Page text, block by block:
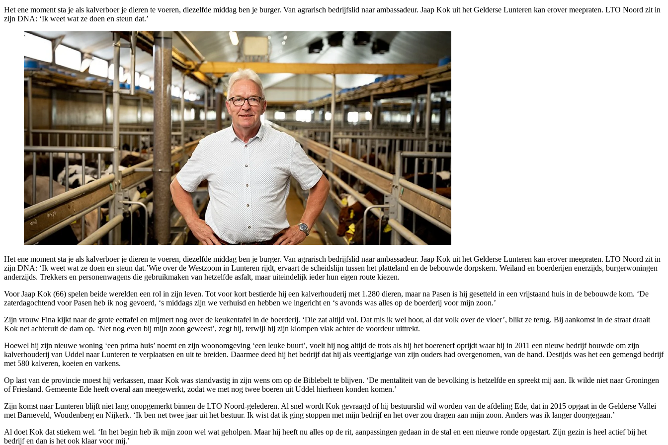
Het ene moment sta je als kalverboer je dieren te voeren, diezelfde middag ben je burger. Van agrarisch bedrijfslid naar ambassadeur. Jaap Kok uit het Gelderse Lunteren kan erover meepraten. LTO Noord zit in
zijn DNA: ‘Ik weet wat ze doen en steun dat.’
Het ene moment sta je als kalverboer je dieren te voeren, diezelfde middag ben je burger. Van agrarisch bedrijfslid naar ambassadeur. Jaap Kok uit het Gelderse Lunteren kan erover meepraten. LTO Noord zit in
zijn DNA: ‘Ik weet wat ze doen en steun dat.’Wie over de Westzoom in Lunteren rijdt, ervaart de scheidslijn tussen het platteland en de bebouwde dorpskern. Weiland en boerderijen enerzijds, burgerwoningen
anderzijds. Trekkers en personenwagens die gebruikmaken van hetzelfde asfalt, maar uiteindelijk ieder hun eigen route kiezen.
Voor Jaap Kok (66) spelen beide werelden een rol in zijn leven. Tot voor kort bestierde hij een kalverhouderij met 1.280 dieren, maar na Pasen is hij gesetteld in een vrijstaand huis in de bebouwde kom. ‘De
zaterdagochtend voor Pasen heb ik nog gevoerd, ‘s middags zijn we verhuisd en hebben we ingericht en ‘s avonds was alles op de boerderij voor mijn zoon.’
Zijn vrouw Fina kijkt naar de grote eettafel en mijmert nog over de keukentafel in de boerderij. ‘Die zat altijd vol. Dat mis ik wel hoor, al dat volk over de vloer’, blikt ze terug. Bij aankomst in de straat draait
Kok net achteruit de dam op. ‘Net nog even bij mijn zoon geweest’, zegt hij, terwijl hij zijn klompen vlak achter de voordeur uittrekt.
Hoewel hij zijn nieuwe woning ‘een prima huis’ noemt en zijn woonomgeving ‘een leuke buurt’, voelt hij nog altijd de trots als hij het boerenerf oprijdt waar hij in 2011 een nieuw bedrijf bouwde om zijn
kalverhouderij van Uddel naar Lunteren te verplaatsen en uit te breiden. Daarmee deed hij het bedrijf dat hij als veertigjarige van zijn ouders had overgenomen, van de hand. Destijds was het een gemengd bedrijf
met 580 kalveren, koeien en varkens.
Op last van de provincie moest hij verkassen, maar Kok was standvastig in zijn wens om op de Biblebelt te blijven. ‘De mentaliteit van de bevolking is hetzelfde en spreekt mij aan. Ik wilde niet naar Groningen
of Friesland. Gemeente Ede heeft overal aan meegewerkt, zodat we met nog twee boeren uit Uddel hierheen konden komen.’
Zijn komst naar Lunteren blijft niet lang onopgemerkt binnen de LTO Noord-gelederen. Al snel wordt Kok gevraagd of hij bestuurslid wil worden van de afdeling Ede, dat in 2015 opgaat in de Gelderse Vallei
met Barneveld, Woudenberg en Nijkerk. ‘Ik ben net twee jaar uit het bestuur. Ik wist dat ik ging stoppen met mijn bedrijf en het over zou dragen aan mijn zoon. Anders was ik langer doorgegaan.’
Al doet Kok dat stiekem wel. ‘In het begin heb ik mijn zoon wel wat geholpen. Maar hij heeft nu alles op de rit, aanpassingen gedaan in de stal en een nieuwe ronde opgestart. Zijn gezin is heel actief bij het
bedrijf en dan is het ook klaar voor mij.’